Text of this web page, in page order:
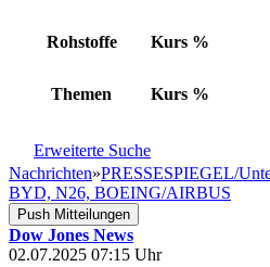
Rohstoffe Kurs %
Themen Kurs %
Erweiterte Suche
Nachrichten»PRESSESPIEGEL/
BYD, N26, BOEING/AIRBUS
Push Mitteilungen
Dow Jones News
02.07.2025 07:15 Uhr